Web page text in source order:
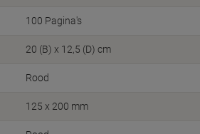
100 Pagina's
20 (B) x 12,5 (D) cm
Rood
125 x 200 mm